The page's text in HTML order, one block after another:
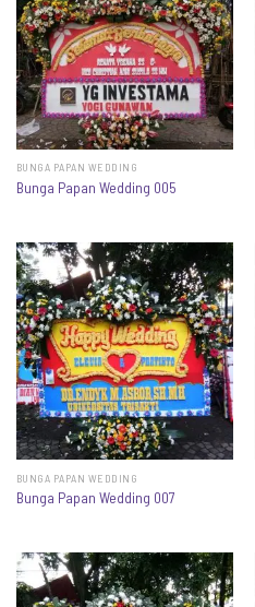
BUNGA PAPAN WEDDING
Bunga Papan Wedding 005
BUNGA PAPAN WEDDING
Bunga Papan Wedding 007